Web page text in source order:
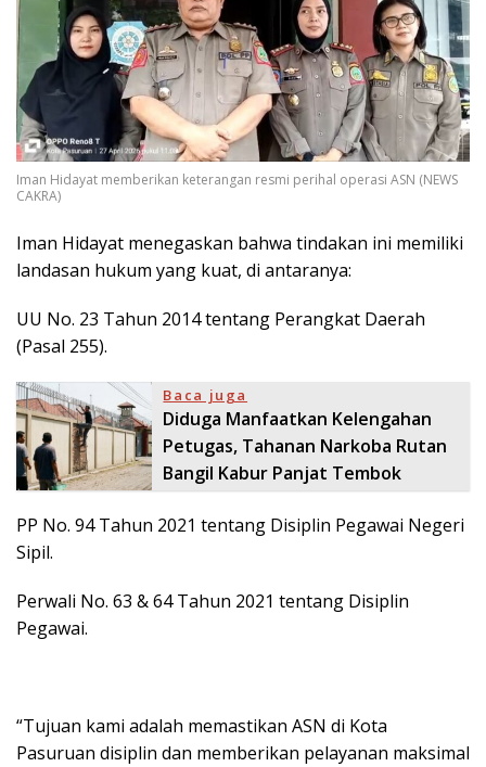
Iman Hidayat memberikan keterangan resmi perihal operasi ASN (NEWS
CAKRA)
Iman Hidayat menegaskan bahwa tindakan ini memiliki
landasan hukum yang kuat, di antaranya:
UU No. 23 Tahun 2014 tentang Perangkat Daerah
(Pasal 255).
Baca juga
Diduga Manfaatkan Kelengahan
Petugas, Tahanan Narkoba Rutan
Bangil Kabur Panjat Tembok
PP No. 94 Tahun 2021 tentang Disiplin Pegawai Negeri
Sipil.
Perwali No. 63 & 64 Tahun 2021 tentang Disiplin
Pegawai.
“Tujuan kami adalah memastikan ASN di Kota
Pasuruan disiplin dan memberikan pelayanan maksimal